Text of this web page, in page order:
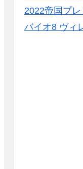
2022帝国プ
バイオ8 ヴィ